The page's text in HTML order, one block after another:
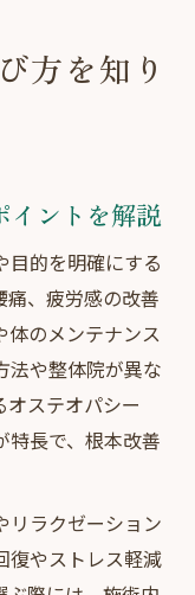
方を知り
イントを解説
目的を明確にする
痛、疲労感の改善
体のメンテナンス
法や整体院が異な
オステオパシー
特長で、根本改善
リラクゼーション
復やストレス軽減